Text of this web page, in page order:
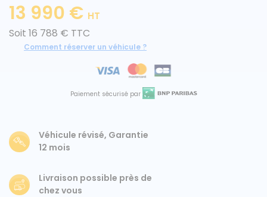
Minibus
Fiat
Ford
13 990 € HT
Soit 16 788 € TTC
Comment réserver un véhicule ?
Paiement sécurisé par
Véhicule révisé, Garantie
12 mois
Livraison possible près de
chez vous